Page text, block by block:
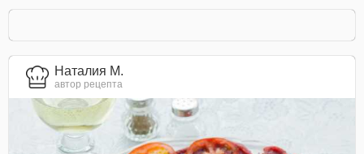
Наталия М.
автор рецепта